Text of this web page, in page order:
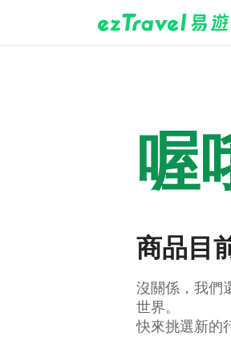
喔
商品目
沒關係，我們
世界。
快來挑選新的